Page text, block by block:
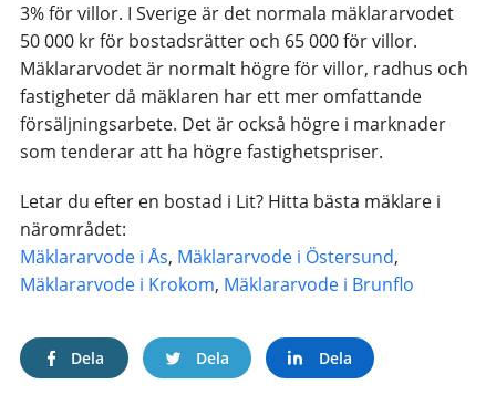
3% för villor. I Sverige är det normala mäklararvodet
50 000 kr för bostadsrätter och 65 000 för villor.
Mäklararvodet är normalt högre för villor, radhus och
fastigheter då mäklaren har ett mer omfattande
försäljningsarbete. Det är också högre i marknader
som tenderar att ha högre fastighetspriser.
Letar du efter en bostad i Lit? Hitta bästa mäklare i
närområdet:
Mäklararvode i Ås, Mäklararvode i Östersund,
Mäklararvode i Krokom, Mäklararvode i Brunflo
Dela Dela Dela